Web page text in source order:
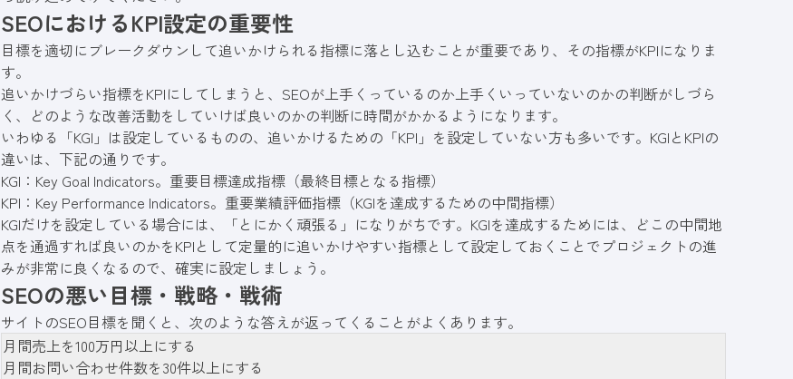
SEOにおけるKPI設定の重要性
目標を適切にブレークダウンして追いかけられる指標に落とし込むことが重要であり、その指標がKPIになりま
す。
追いかけづらい指標をKPIにしてしまうと、SEOが上手くっているのか上手くいっていないのかの判断がしづら
く、どのような改善活動をしていけば良いのかの判断に時間がかかるようになります。
いわゆる「KGI」は設定しているものの、追いかけるための「KPI」を設定していない方も多いです。KGIとKPIの
違いは、下記の通りです。
KGI：Key Goal Indicators。重要目標達成指標（最終目標となる指標）
KPI：Key Performance Indicators。重要業績評価指標（KGIを達成するための中間指標）
KGIだけを設定している場合には、「とにかく頑張る」になりがちです。KGIを達成するためには、どこの中間地
点を通過すれば良いのかをKPIとして定量的に追いかけやすい指標として設定しておくことでプロジェクトの進
みが非常に良くなるので、確実に設定しましょう。
SEOの悪い目標・戦略・戦術
サイトのSEO目標を聞くと、次のような答えが返ってくることがよくあります。
月間売上を100万円以上にする
月間お問い合わせ件数を30件以上にする